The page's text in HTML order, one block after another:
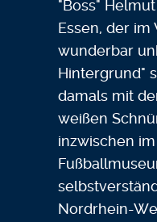
"Boss"
Essen, der im
wunderbar
Hintergrund"
damals mit
weißen
inzwischen
Nordrhein-